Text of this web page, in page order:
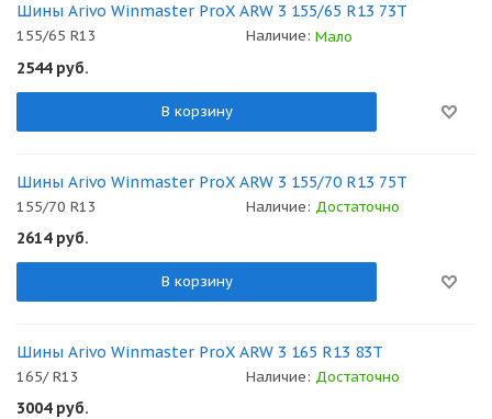
Шины Arivo Winmaster ProX ARW 3 155/65 R13 73T
155/65 R13 Наличие: Мало
2544руб.
В корзину
Шины Arivo Winmaster ProX ARW 3 155/70 R13 75T
155/70 R13 Наличие: Достаточно
2614руб.
В корзину
Шины Arivo Winmaster ProX ARW 3 165 R13 83T
165/ R13 Наличие: Достаточно
3004руб.